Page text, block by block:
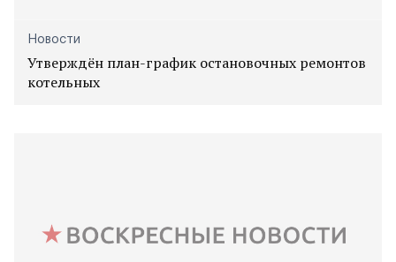
Новости
Утверждён план-график остановочных ремонтов
котельных